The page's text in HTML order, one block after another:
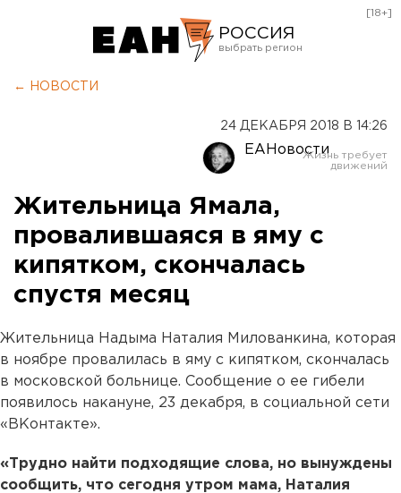
РОССИЯ
Оренбург
[18+]
← НОВОСТИ
24 ДЕКАБРЯ 2018 В 14:26
ЕАНовости
Жительница Ямала,
провалившаяся в яму с
кипятком, скончалась
спустя месяц
Жительница Надыма Наталия Милованкина, которая
в ноябре провалилась в яму с кипятком, скончалась
в московской больнице. Сообщение о ее гибели
появилось накануне, 23 декабря, в социальной сети
«ВКонтакте».
«Трудно найти подходящие слова, но вынуждены
сообщить, что сегодня утром мама, Наталия